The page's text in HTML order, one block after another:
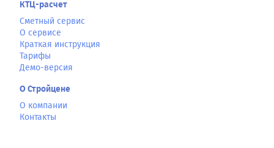
КТЦ-расчет
Сметный сервис
О сервисе
Краткая инструкция
Тарифы
Демо-версия
О Стройцене
О компании
Контакты